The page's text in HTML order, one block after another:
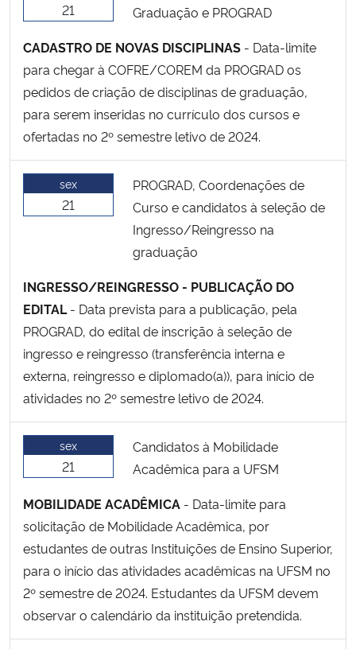
21
Graduação e PROGRAD
CADASTRO DE NOVAS DISCIPLINAS - Data-limite
para chegar à COFRE/COREM da PROGRAD os
pedidos de criação de disciplinas de graduação,
para serem inseridas no currículo dos cursos e
ofertadas no 2º semestre letivo de 2024.
sex
21
PROGRAD, Coordenações de
Curso e candidatos à seleção de
Ingresso/Reingresso na
graduação
INGRESSO/REINGRESSO - PUBLICAÇÃO DO
EDITAL- Data prevista para a publicação, pela
PROGRAD, do edital de inscrição à seleção de
ingresso e reingresso (transferência interna e
externa, reingresso e diplomado(a)), para início de
atividades no 2º semestre letivo de 2024.
sex
21
Candidatos à Mobilidade
Acadêmica para a UFSM
MOBILIDADE ACADÊMICA - Data-limite para
solicitação de Mobilidade Acadêmica, por
estudantes de outras Instituições de Ensino Superior,
para o início das atividades acadêmicas na UFSM no
2º semestre de 2024. Estudantes da UFSM devem
observar o calendário da instituição pretendida.